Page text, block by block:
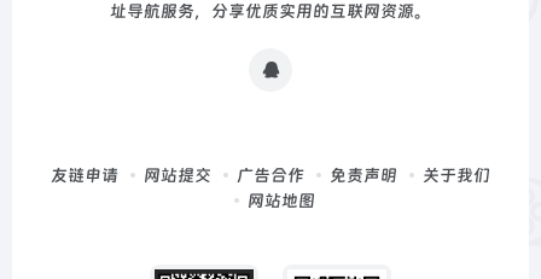
址导航服务，分享优质实用的互联网资源。
友链申请 网站提交 广告合作 免责声明
关于我们
网站地图